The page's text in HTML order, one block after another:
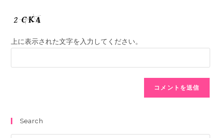
上に表示された文字を入力してください。
Search